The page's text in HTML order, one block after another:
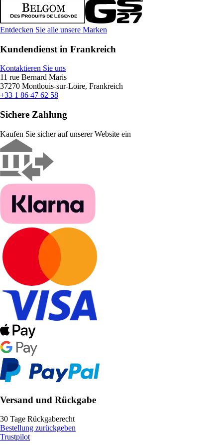
Entdecken Sie alle unsere Marken
Kundendienst in Frankreich
Kontaktieren Sie uns
11 rue Bernard Maris
37270 Montlouis-sur-Loire, Frankreich
+33 1 86 47 62 58
Sichere Zahlung
Kaufen Sie sicher auf unserer Website ein
Versand und Rückgabe
30 Tage Rückgaberecht
Bestellung zurückgeben
Trustpilot